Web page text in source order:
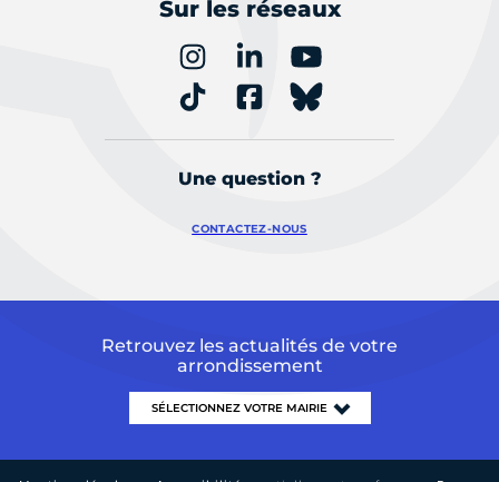
Sur les réseaux
Une question ?
CONTACTEZ-NOUS
Retrouvez les actualités de votre
arrondissement